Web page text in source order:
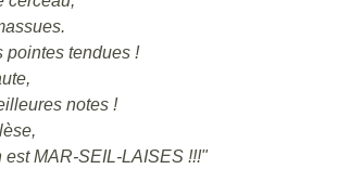
pointes tendues !
notes !
est MAR-SEIL-LAISES !!!"